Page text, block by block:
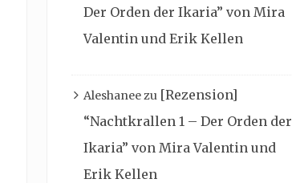
Der Orden der Ikaria” von Mira
Valentin und Erik Kellen
Aleshaneezu [Rezension]
“Nachtkrallen 1 – Der Orden der
Ikaria” von Mira Valentin und
Erik Kellen